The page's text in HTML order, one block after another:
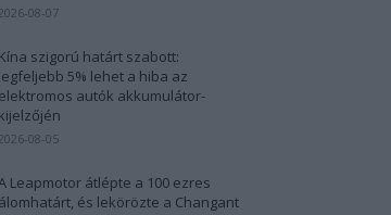
2026-08-07
Kína szigorú határt szabott:
legfeljebb 5% lehet a hiba az
elektromos autók akkumulátor-
kijelzőjén
2026-08-05
Leapmotor átlépte a 100 ezres
álomhatárt, és lekörözte a Changant